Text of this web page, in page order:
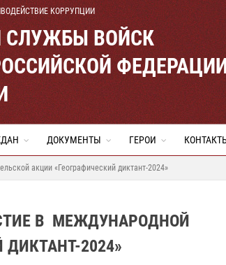
КОРРУПЦИИ
СЛУЖБЫ ВОЙСК
ДОКУМЕНТЫ ГЕРОИ
акции «Географический диктант-2024»
В МЕЖДУНАРОДНОЙ
2024»